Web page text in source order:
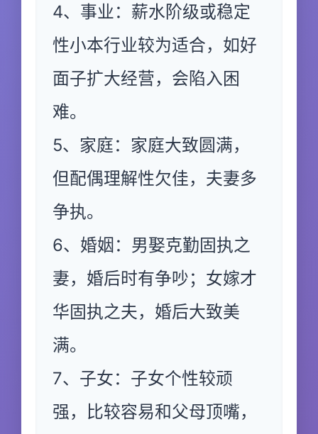
4、事业：薪水阶级或稳定
性小本行业较为适合，如好
面子扩大经营，会陷入困
难。
5、家庭：家庭大致圆满，
但配偶理解性欠佳，夫妻多
争执。
6、婚姻：男娶克勤固执之
妻，婚后时有争吵；女嫁才
华固执之夫，婚后大致美
满。
7、子女：子女个性较顽
强，比较容易和父母顶嘴，